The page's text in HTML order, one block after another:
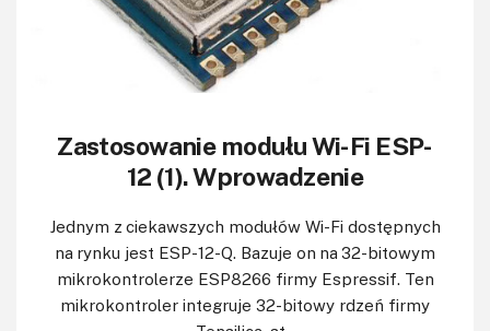
Zastosowanie modułu Wi-Fi ESP-
12 (1). Wprowadzenie
Jednym z ciekawszych modułów Wi-Fi dostępnych
na rynku jest ESP-12-Q. Bazuje on na 32-bitowym
mikrokontrolerze ESP8266 firmy Espressif. Ten
mikrokontroler integruje 32-bitowy rdzeń firmy